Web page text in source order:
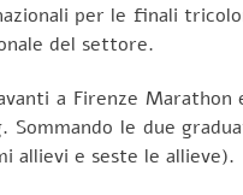
per le finali
del settore.
a Firenze
Sommando le due
allievi e seste le allieve).